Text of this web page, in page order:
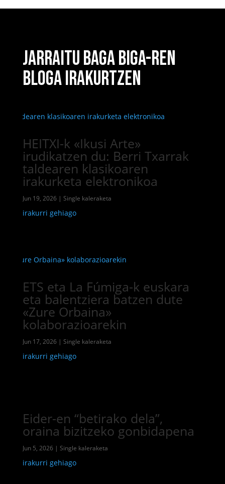
JARRAITU BAGA BIGA-REN
BLOGA IRAKURTZEN
HEITXI-k «Ikusi Arte»
irudikatzen du: Berri Txarrak
taldearen klasikoaren
irakurketa elektronikoa
Jun 19, 2026 | Single kaleraketa
irakurri gehiago
ETS eta La Fúmiga-k euskara
eta balentziera batzen dute
«Zure Orbaina»
kolaborazioarekin
Jun 17, 2026 | Single kaleraketa
irakurri gehiago
Eider-en “betirako dela”,
oraina bizitzeko gonbidapena
Jun 5, 2026 | Single kaleraketa
irakurri gehiago